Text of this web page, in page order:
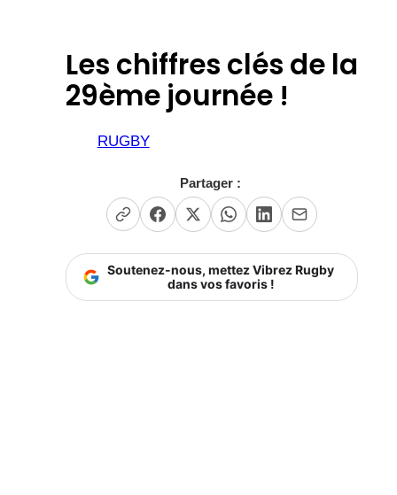
Les chiffres clés de la
29ème journée !
RUGBY
Partager :
Soutenez-nous, mettez Vibrez Rugby
dans vos favoris !